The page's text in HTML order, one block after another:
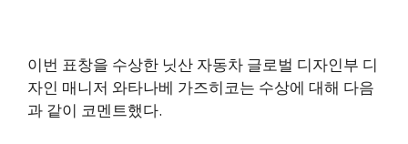
이번 표창을 수상한 닛산 자동차 글로벌 디자인부 디
자인 매니저 와타나베 가즈히코는 수상에 대해 다음
과 같이 코멘트했다.